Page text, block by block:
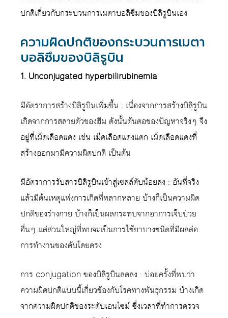
ปกติเกี่ยวกับกระบวนการเมตาบอลิซึมของบิลิรูบินเอง
ความผิดปกติของกระบวนการเมตา
บอลิซึมของบิลิรูบิน
1. Unconjugated hyperbilirubinemia
มีอัตราการสร้างบิลิรูบินเพิ่มขึ้น : เนื่องจากการสร้างบิลิรูบิน
เกิดจากการสลายตัวของฮีม ดังนั้นต้นตอของปัญหาจริงๆ จึง
อยู่ที่เม็ดเลือดแดง เช่น เม็ดเลือดแดงแตก เม็ดเลือดแดงที่
สร้างออกมามีความผิดปกติ เป็นต้น
มีอัตราการรับสารบิลิรูบินเข้าสู่เซลล์ตับน้อยลง : อันที่จริง
แล้วมีต้นเหตุแห่งการเกิดที่หลากหลาย บ้างก็เป็นความผิด
ปกติของร่างกาย บ้างก็เป็นผลกระทบจากอาการเจ็บป่วย
อื่นๆ แต่ส่วนใหญ่ที่พบจะเป็นการใช้ยาบางชนิดที่มีผลต่อ
การทำงานของตับโดยตรง
การ conjugation ของบิลิรูบินลดลง : บ่อยครั้งที่พบว่า
ความผิดปกติแบบนี้เกี่ยวข้องกับโรคทางพันธุกรรม บ้างเกิด
จากความผิดปกติของระดับเอนไซม์ ซึ่งเวลาที่ทำการตรวจ